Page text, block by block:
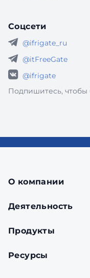
Соцсети
@ifrigate_ru
@itFreeGate
@ifrigate
Подпишитесь, чтобы
О компании
Деятельность
Продукты
Ресурсы